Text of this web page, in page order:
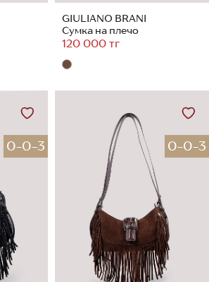
GIULIANO BRANI
Сумка на плечо
120 000 тг
0-0-3 0-0-3